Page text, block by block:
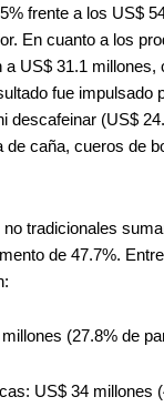
frente a los US$
En cuanto a los
a US$ 31.1 millones,
fue impulsado
descafeinar (US$
de caña, cueros de
tradicionales
de 47.7%.
(27.8% de
US$ 34 millones